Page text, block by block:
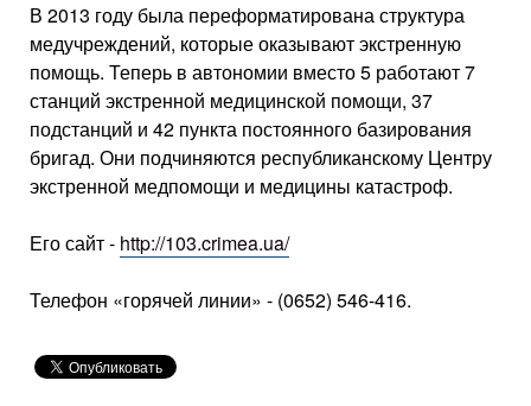
В 2013 году была переформатирована структура
медучреждений, которые оказывают экстренную
помощь. Теперь в автономии вместо 5 работают 7
станций экстренной медицинской помощи, 37
подстанций и 42 пункта постоянного базирования
бригад. Они подчиняются республиканскому Центру
экстренной медпомощи и медицины катастроф.
Его сайт - http://103.crimea.ua/
Телефон «горячей линии» - (0652) 546-416.